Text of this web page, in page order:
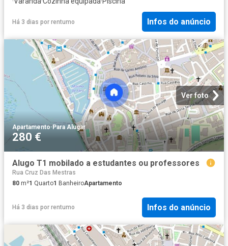
Há 3 dias por rentumo Infos do anúncio
Ver foto
Apartamento·Para Alugar
280 €
Alugo T1 mobilado a estudantes ou professores
Rua Cruz Das Mestras
80 m²1 Quarto1 BanheiroApartamento
Há 3 dias por rentumo Infos do anúncio